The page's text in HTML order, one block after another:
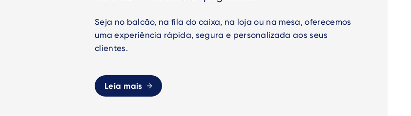
Seja no balcão, na fila do caixa, na loja ou na mesa, oferecemos
uma experiência rápida, segura e personalizada aos seus
clientes.
Leia mais